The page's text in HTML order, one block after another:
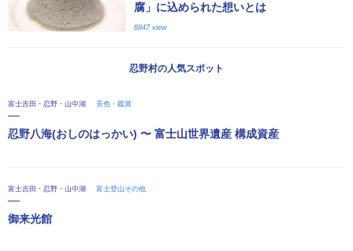
腐」に込められた想いとは
8847 view
忍野村の人気スポット
富士吉田・忍野・山中湖 景色・鑑賞
忍野八海(おしのはっかい) 〜 富士山世界遺産 構成資産
富士吉田・忍野・山中湖 富士登山その他
御来光館